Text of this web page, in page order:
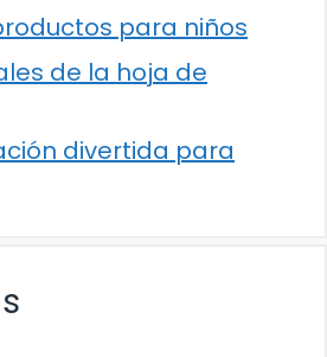
para niños
de la hoja de
divertida para